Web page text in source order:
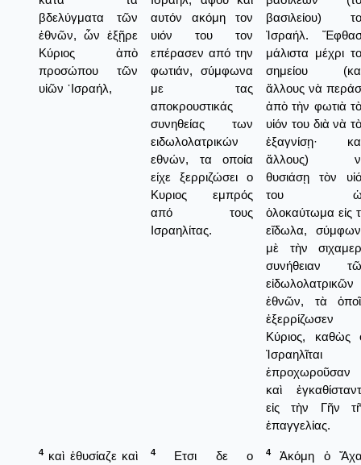
βδελύγματα τῶν
ἐθνῶν, ὧν ἐξῇρε
Κύριος ἀπὸ
προσώπου τῶν
υἱῶν ᾿Ισραήλ,
αυτόν ακόμη τον
υιόν του τον
επέρασεν από την
φωτιάν, σύμφωνα
με τας
αποκρουστικάς
συνηθείας των
ειδωλολατρικών
εθνών, τα οποία
είχε ξερριζώσει ο
Κυριος εμπρός
από τους
Ισραηλίτας.
βασιλείου)
Ἰσραήλ.
μάλιστα μέχρι
σημείου
ἄλλους νὰ
ἀπὸ τὴν φωτιὰ
υἱόν του διὰ νὰ
ἑξαγνίσῃ·
ἄλλους)
θυσιάσῃ τὸν
του
ὁλοκαύτωμα εἰς
εἴδωλα,
μὲ τὴν
συνήθειαν
εἰδωλολατρικῶν
ἐθνῶν, τὰ
ἐξερρίζωσεν
Κύριος, καθὼς
Ἰσραηλῖται
ἐπροχωροῦσαν
καὶ
εἰς τὴν Γῆν
ἐπαγγελίας.
4 καὶ ἐθυσίαζε καὶ
4
Ετσι δε ο
4
Ἀκόμη ὁ